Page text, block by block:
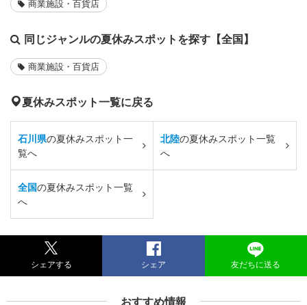
商業施設・百貨店
同じジャンルの夏休みスポットを探す【全国】
商業施設・百貨店
夏休みスポット一覧に戻る
石川県の夏休みスポット一
覧へ
北陸の夏休みスポット一覧
へ
全国の夏休みスポット一覧
へ
シェアする シェア 友だちに送る
おすすめ情報